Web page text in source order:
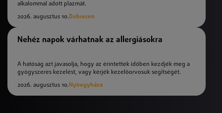
alkalommal adott plazmát.
2026. augusztus 10.Debrecen
Nehéz napok várhatnak az allergiásokra
A hatóság azt javasolja, hogy az érintettek időben kezdjék meg a
gyógyszeres kezelést, vagy kérjék kezelőorvosuk segítségét.
2026. augusztus 10. Nyíregyháza